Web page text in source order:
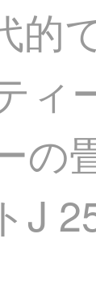
的
ィ
の
J